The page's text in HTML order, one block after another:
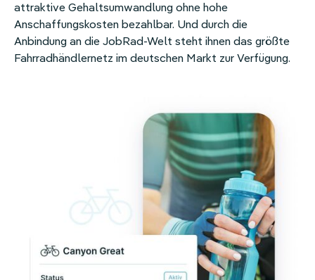
attraktive Gehaltsumwandlung ohne hohe
Anschaffungskosten bezahlbar. Und durch die
Anbindung an die JobRad-Welt steht ihnen das größte
Fahrradhändlernetz im deutschen Markt zur Verfügung.